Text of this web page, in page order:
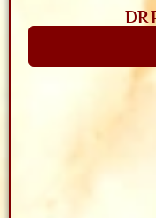
DR